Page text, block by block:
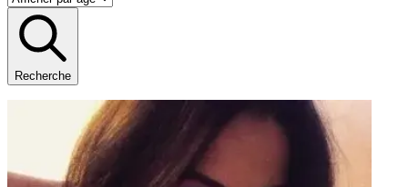
Recherche